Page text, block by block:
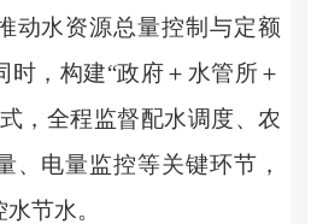
动水资源总量控制与定额
时，构建“政府＋水管所＋
，全程监督配水调度、农
、电量监控等关键环节，
节水。